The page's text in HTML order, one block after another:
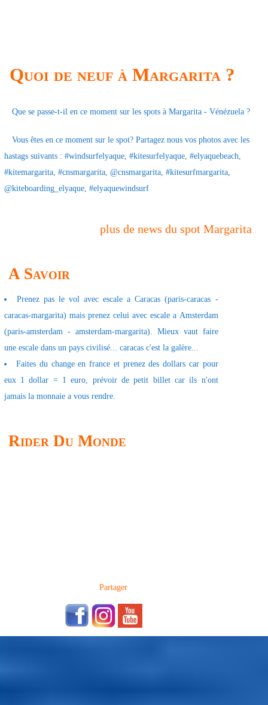
Quoi de neuf à Margarita ?
Que se passe-t-il en ce moment sur les spots à Margarita - Vénézuela ?
Vous êtes en ce moment sur le spot? Partagez nous vos photos avec les
hastags suivants : #windsurfelyaque, #kitesurfelyaque, #elyaquebeach,
#kitemargarita, #cnsmargarita, @cnsmargarita, #kitesurfmargarita,
@kiteboarding_elyaque, #elyaquewindsurf
plus de news du spot Margarita
A Savoir
Prenez pas le vol avec escale a Caracas (paris-caracas -
caracas-margarita) mais prenez celui avec escale a Amsterdam
(paris-amsterdam - amsterdam-margarita). Mieux vaut faire
une escale dans un pays civilisé... caracas c'est la galère...
Faites du change en france et prenez des dollars car pour
eux 1 dollar = 1 euro, prévoir de petit billet car ils n'ont
jamais la monnaie a vous rendre.
Rider Du Monde
Partager